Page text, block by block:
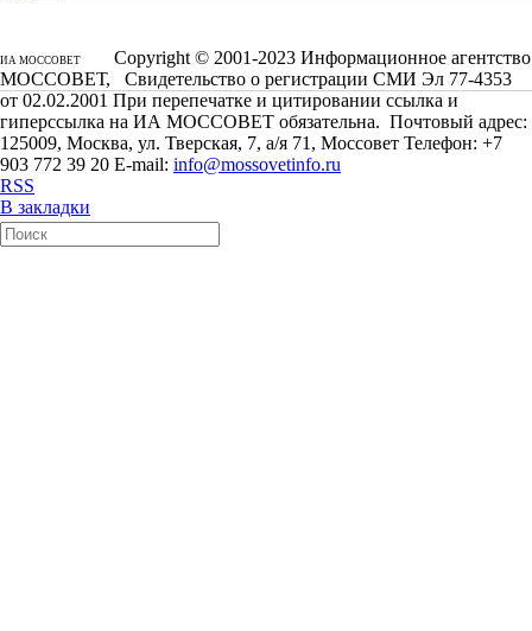
ИА МОССОВЕТ
Copyright © 2001-2023 Информационное агентство
МОССОВЕТ, Свидетельство о регистрации СМИ Эл 77-4353
от 02.02.2001 При перепечатке и цитировании ссылка и
гиперссылка на ИА МОССОВЕТ обязательна. Почтовый адрес:
125009, Москва, ул. Тверская, 7, а/я 71, Моссовет Телефон: +7
903 772 39 20 E-mail: info@mossovetinfo.ru
RSS
В закладки